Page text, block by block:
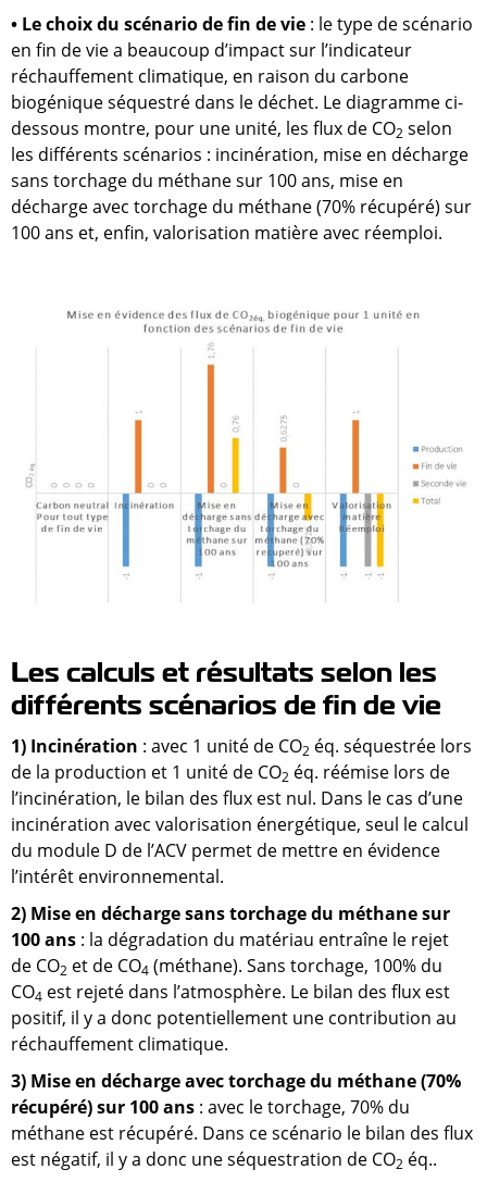
• Le choix du scénario de fin de vie : le type de scénario
en fin de vie a beaucoup d’impact sur l’indicateur
réchauffement climatique, en raison du carbone
biogénique séquestré dans le déchet. Le diagramme ci-
dessous montre, pour une unité, les flux de CO2 selon
les différents scénarios : incinération, mise en décharge
sans torchage du méthane sur 100 ans, mise en
décharge avec torchage du méthane (70% récupéré) sur
100 ans et, enfin, valorisation matière avec réemploi.
Les calculs et résultats selon les
différents scénarios de fin de vie
1) Incinération : avec 1 unité de CO2 éq. séquestrée lors
de la production et 1 unité de CO2 éq. réémise lors de
l’incinération, le bilan des flux est nul. Dans le cas d’une
incinération avec valorisation énergétique, seul le calcul
du module D de l’ACV permet de mettre en évidence
l’intérêt environnemental.
2) Mise en décharge sans torchage du méthane sur
100 ans : la dégradation du matériau entraîne le rejet
de CO2 et de CO4 (méthane). Sans torchage, 100% du
CO4 est rejeté dans l’atmosphère. Le bilan des flux est
positif, il y a donc potentiellement une contribution au
réchauffement climatique.
3) Mise en décharge avec torchage du méthane (70%
récupéré) sur 100 ans : avec le torchage, 70% du
méthane est récupéré. Dans ce scénario le bilan des flux
est négatif, il y a donc une séquestration de CO2 éq..